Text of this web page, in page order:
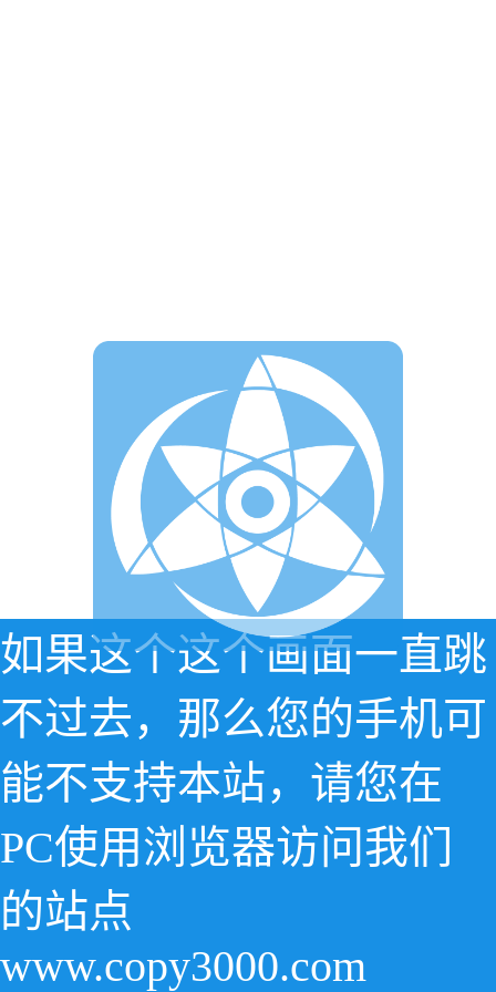
如果这个这个画面一直跳
不过去，那么您的手机可
能不支持本站，请您在
PC使用浏览器访问我们
的站点
www.copy3000.com